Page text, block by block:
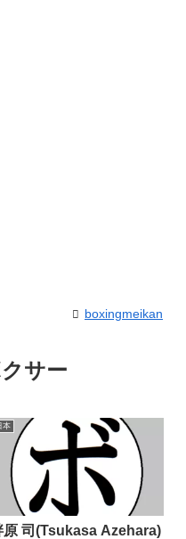
boxingmeikan
サー
本
原 司(Tsukasa Azehara)